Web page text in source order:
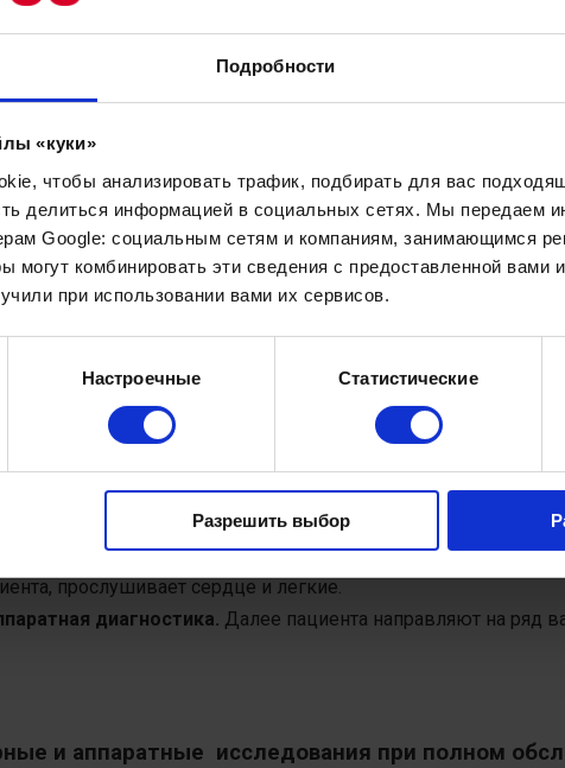
Подробности
«куки»
чтобы анализировать трафик, подбирать для вас
делиться информацией в социальных сетях. Мы передаем
Google: социальным сетям и компаниям, занимающимся
могут комбинировать эти сведения с предоставленной вами
при использовании вами их сервисов.
Настроечные Статистические
Разрешить выбор
самочувствии. Сюда могут входить вопросы о
об аллергических реакциях, любых перенесенных
частоту дыхания. Артериальное давление следует
от анамнеза пациента.
осматривает пациента на наличие признаков возможных
прослушивает сердце и легкие.
диагностика. Далее пациента направляют на ряд
и аппаратные исследования при полном